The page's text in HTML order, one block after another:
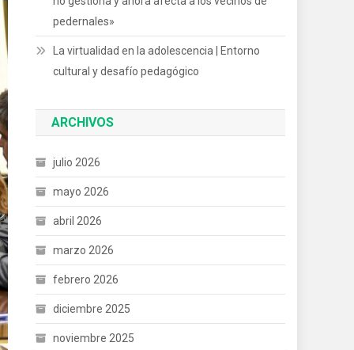
pedernales»
La virtualidad en la adolescencia | Entorno
cultural y desafío pedagógico
ARCHIVOS
julio 2026
mayo 2026
abril 2026
marzo 2026
febrero 2026
diciembre 2025
noviembre 2025